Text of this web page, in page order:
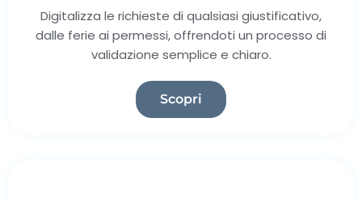
Digitalizza le richieste di qualsiasi giustificativo,
dalle ferie ai permessi, offrendoti un processo di
validazione semplice e chiaro.
Scopri